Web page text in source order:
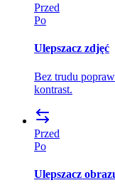
Przed
Po
Ulepszacz zdjęć
Bez trudu
kontrast.
Przed
Po
Ulepszacz